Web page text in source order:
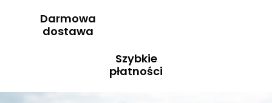
Darmowa
dostawa
Szybkie
płatności